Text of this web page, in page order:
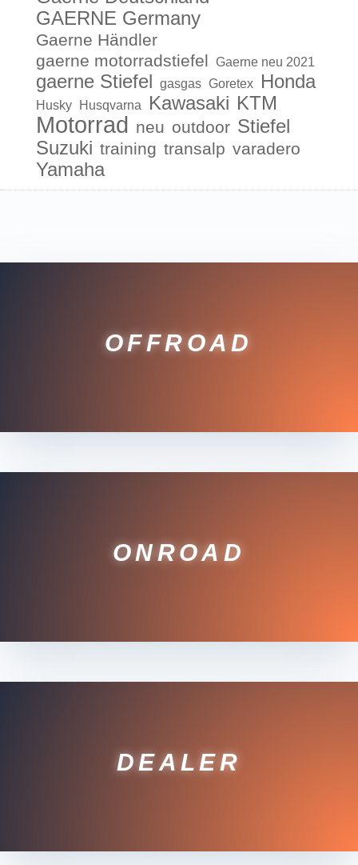
GAERNE Germany
Gaerne Händler
gaerne motorradstiefel Gaerne neu 2021
gaerne Stiefel gasgas Goretex Honda
Husky Husqvarna Kawasaki KTM
Motorrad neu outdoor Stiefel
Suzuki training transalp varadero
Yamaha
OFFROAD
ONROAD
DEALER